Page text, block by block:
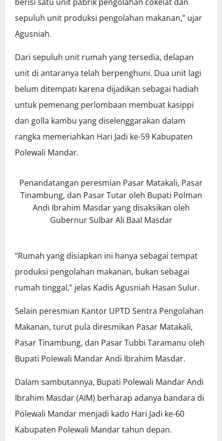
sepuluh unit produksi pengolahan makanan,” ujar
Agusniah.
Dari sepuluh unit rumah yang tersedia, delapan
unit di antaranya telah berpenghuni. Dua unit lagi
belum ditempati karena dijadikan sebagai hadiah
untuk pemenang perlombaan membuat kasippi
dan golla kambu yang diselenggarakan dalam
rangka memeriahkan Hari Jadi ke-59 Kabupaten
Polewali Mandar.
Penandatangan peresmian Pasar Matakali, Pasar
Tinambung, dan Pasar Tutar oleh Bupati Polman
Andi Ibrahim Masdar yang disaksikan oleh
Gubernur Sulbar Ali Baal Masdar
“Rumah yang disiapkan ini hanya sebagai tempat
produksi pengolahan makanan, bukan sebagai
rumah tinggal,” jelas Kadis Agusniah Hasan Sulur.
Selain peresmian Kantor UPTD Sentra Pengolahan
Makanan, turut pula diresmikan Pasar Matakali,
Pasar Tinambung, dan Pasar Tubbi Taramanu oleh
Bupati Polewali Mandar Andi Ibrahim Masdar.
Dalam sambutannya, Bupati Polewali Mandar Andi
Ibrahim Masdar (AIM) berharap adanya bandara di
Polewali Mandar menjadi kado Hari Jadi ke-60
Kabupaten Polewali Mandar tahun depan.